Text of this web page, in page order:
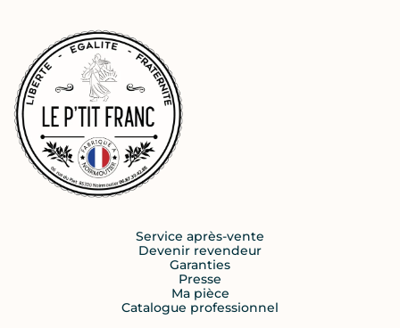
Service après-vente
Devenir revendeur
Garanties
Presse
Ma pièce
Catalogue professionnel